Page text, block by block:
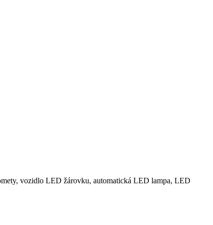
vozidlo LED žárovku, automatická LED lampa, LED